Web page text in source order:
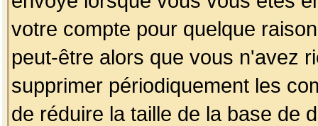
votre compte pour quelque
peut-être alors que vous n'avez
supprimer périodiquement les
de réduire la taille de la base de